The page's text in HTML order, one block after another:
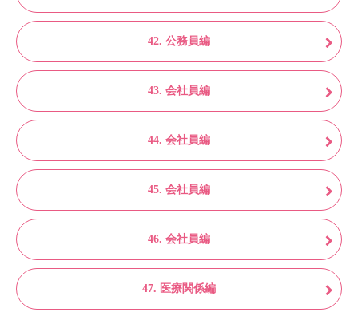
42. 公務員編
43. 会社員編
44. 会社員編
45. 会社員編
46. 会社員編
47. 医療関係編